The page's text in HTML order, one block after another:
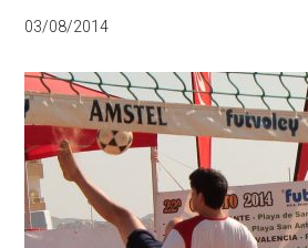
03/08/2014